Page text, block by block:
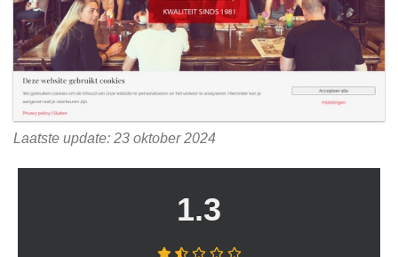
Laatste update: 23 oktober 2024
1.3